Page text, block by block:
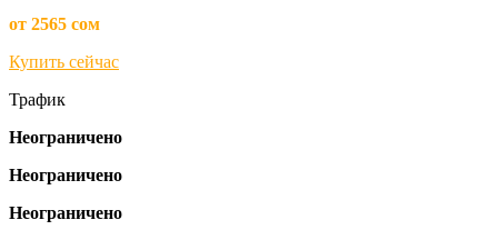
от 2565 сом
Купить сейчас
Трафик
Неограничено
Неограничено
Неограничено